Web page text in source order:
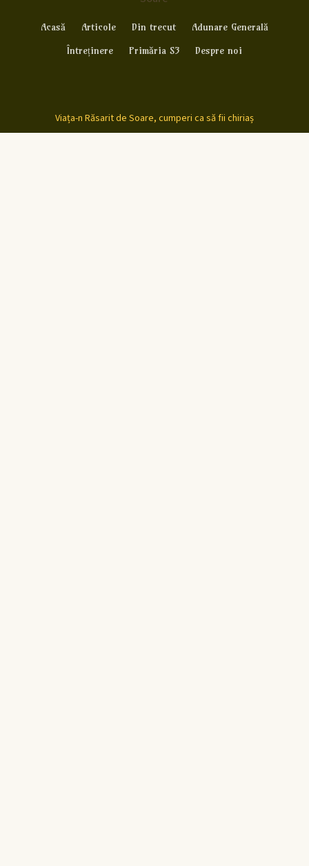
Acasă Articole Din trecut
Adunare Generală
Întreținere
Primăria S3 Despre noi
Viața-n Răsarit de Soare, cumperi ca să fii chiriaș